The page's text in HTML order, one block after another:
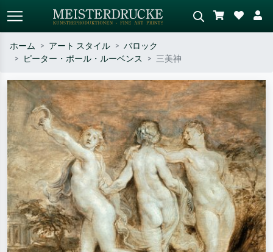
作家名・作品名・スタイルで検索
– 例：モネ、星月夜、印象派、北
斎の波、ヌード。
シーンを説明してください – 例：
緑の草原、赤の多い抽象画、暗い
油絵、木のそばの立ち姿のヌー
ド。
ホーム アート スタイル
バロック
ピーター・ポール・ルーベンス
三美神